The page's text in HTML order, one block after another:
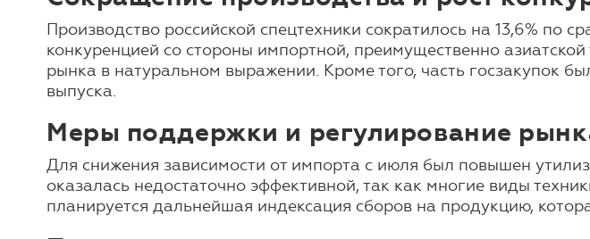
Производство российской спецтехники сократилось на 13,6% по
конкуренцией со стороны импортной, преимущественно
рынка в натуральном выражении. Кроме того, часть госзакупок
выпуска.
Меры поддержки и регулирование
Для снижения зависимости от импорта с июля был повышен
оказалась недостаточно эффективной, так как многие виды
планируется дальнейшая индексация сборов на продукцию,